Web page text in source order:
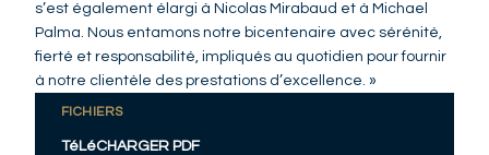
s’est également élargi à Nicolas Mirabaud et à Michael
Palma. Nous entamons notre bicentenaire avec sérénité,
fierté et responsabilité, impliqués au quotidien pour fournir
à notre clientèle des prestations d’excellence. »
FICHIERS
TéLéCHARGER PDF